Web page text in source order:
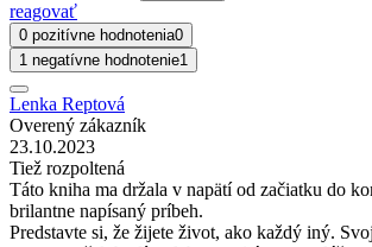
reagovať
0 pozitívne hodnotenia0
1 negatívne hodnotenie1
Lenka Reptová
Overený zákazník
23.10.2023
Tiež rozpoltená
Táto kniha ma držala v napätí od začiatku do
brilantne napísaný príbeh.
Predstavte si, že žijete život, ako každý iný.